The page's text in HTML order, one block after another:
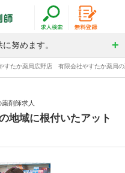
努めます。
すたか薬局広野店 有限会社やすたか薬局
薬剤師求人
地域に根付いたアット